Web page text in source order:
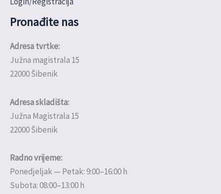
Pronađite nas
Adresa tvrtke:
Južna magistrala 15
22000 Šibenik
Adresa skladišta:
Južna Magistrala 15
22000 Šibenik
Radno vrijeme:
Ponedjeljak — Petak: 9:00–16:00 h
Subota: 08:00–13:00 h